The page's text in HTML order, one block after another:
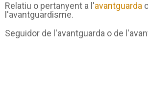
Relatiu o pertanyent a l'avantguarda
l'avantguardisme.
Seguidor de l'avantguarda o de